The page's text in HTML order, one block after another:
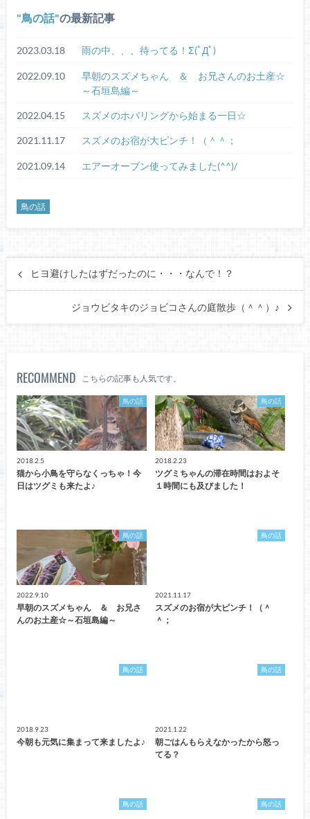
鳥の話 の最新記事
2023.03.18 雨の中、、、待ってる！Σ(ﾟДﾟ)
2022.09.10
早朝のスズメちゃん ＆ お兄さんのお土産☆
～石垣島編～
2022.04.15 スズメのホバリングから始まる一日☆
2021.11.17 スズメのお宿が大ピンチ！（＾＾；
2021.09.14 エアーオーブン使ってみました(^^)/
鳥の話
ヒヨ避けしたはずだったのに・・・なんで！？
ジョウビタキのジョビコさんの庭散歩（＾＾）♪
RECOMMEND こちらの記事も人気です。
鳥の話
2018.2.5
猫から小鳥を守らなくっちゃ！今
日はツグミも来たよ♪
鳥の話
2018.2.23
ツグミちゃんの滞在時間はおよそ
１時間にも及びました！
鳥の話
2022.9.10
早朝のスズメちゃん ＆ お兄さ
んのお土産☆～石垣島編～
鳥の話
2021.11.17
スズメのお宿が大ピンチ！（＾
＾；
鳥の話
2018.9.23
今朝も元気に集まって来ましたよ♪
鳥の話
2021.1.22
朝ごはんもらえなかったから怒っ
てる？
鳥の話 鳥の話